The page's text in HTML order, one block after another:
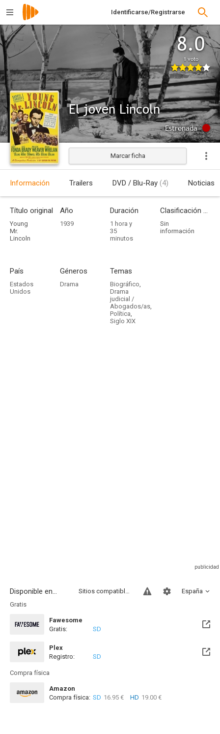
Identificarse/Registrarse
8.0
1 voto
El joven Lincoln
Estrenada
Marcar ficha
Información Trailers DVD / Blu-Ray (4) Noticias
Título original
Young
Mr.
Lincoln
Año
1939
Duración
1 hora y
35
minutos
Clasificación por edades
Sin
información
País
Estados
Unidos
Géneros
Drama
Temas
Biográfico,
Drama
judicial /
Abogados/as,
Política,
Siglo XIX
Disponible en... España
Sitios compatibles
Gratis
Fawesome
Gratis:
SD
Plex
Registro:
SD
Compra física
Amazon
Compra física: SD 16.95 € HD 19.00 €